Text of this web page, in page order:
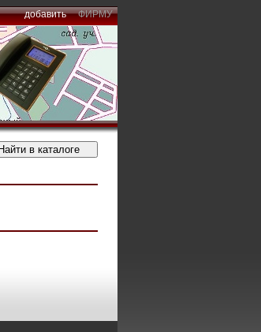
добавить ФИРМУ